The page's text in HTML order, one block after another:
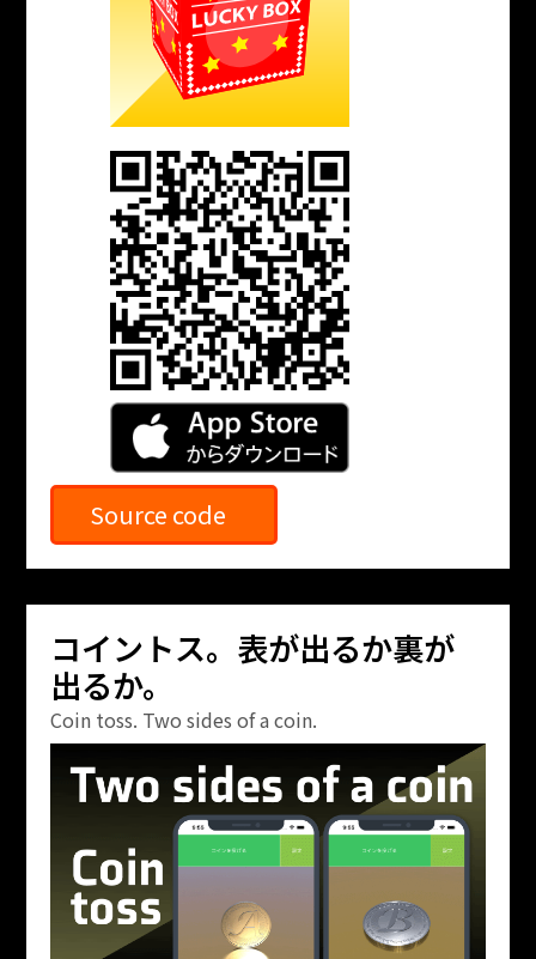
Source code
コイントス。表が出るか裏が
出るか。
Coin toss. Two sides of a coin.